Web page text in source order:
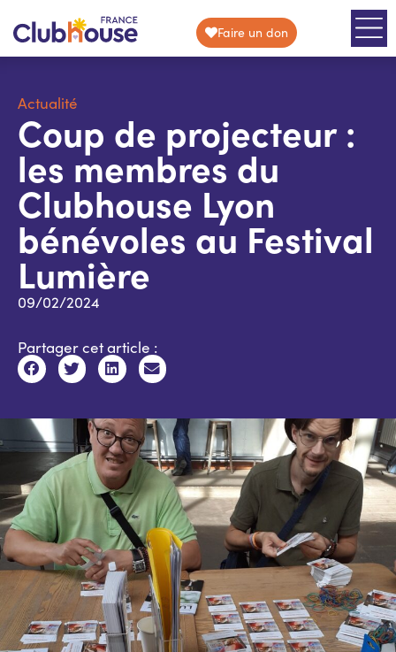
Faire un don
Actualité
Coup de projecteur :
les membres du
Clubhouse Lyon
bénévoles au Festival
Lumière
09/02/2024
Partager cet article :